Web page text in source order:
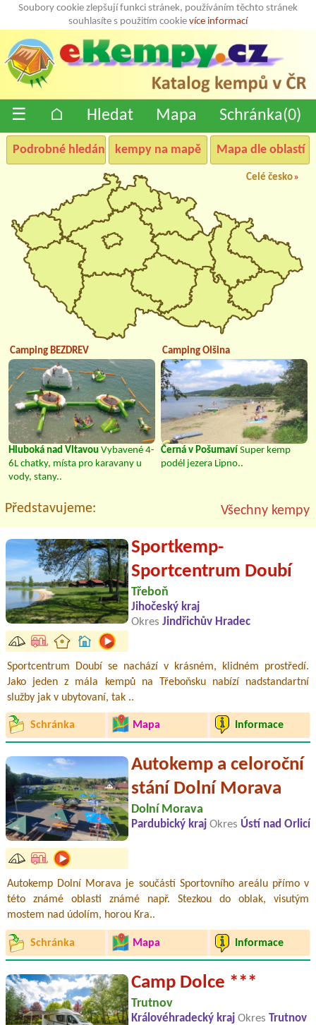
Soubory cookie zlepšují funkci stránek, používáním těchto stránek
souhlasíte s použitím cookie více informací
☰ ⌂ Hledat Mapa Schránka(0)
Podrobné hledání kempy na mapě Mapa dle oblastí
Celé česko»
Camping BEZDREV
Hluboká nad Vltavou Vybavené 4-
6L chatky, místa pro karavany u
vody, stany..
Camping Olšina
Černá v Pošumaví Super kemp
podél jezera Lipno..
Představujeme: Všechny kempy
Sportkemp-
Sportcentrum Doubí
Třeboň
Jihočeský kraj
Okres Jindřichův Hradec
Sportcentrum Doubí se nachází v krásném, klidném prostředí.
Jako jeden z mála kempů na Třeboňsku nabízí nadstandartní
služby jak v ubytovaní, tak ..
Schránka Mapa Informace
Autokemp a celoroční
stání Dolní Morava
Dolní Morava
Pardubický kraj Okres Ústí nad Orlicí
Autokemp Dolní Morava je součástí Sportovního areálu přímo v
této známé oblasti známé např. Stezkou do oblak, visutým
mostem nad údolím, horou Kra..
Schránka Mapa Informace
Camp Dolce ***
Trutnov
Královéhradecký kraj Okres Trutnov